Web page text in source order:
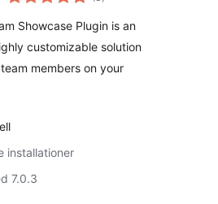
Showcase Plugin is an
customizable solution
members on your
installationer
7.0.3